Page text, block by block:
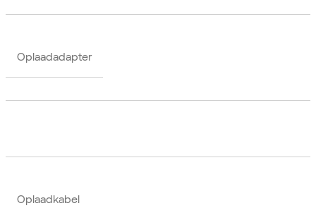
Oplaadadapter
Oplaadkabel